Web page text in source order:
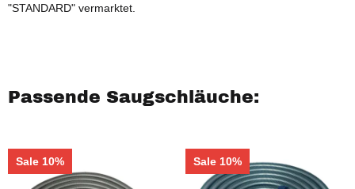
"STANDARD" vermarktet.
Passende Saugschläuche:
Sale 10% Sale 10%